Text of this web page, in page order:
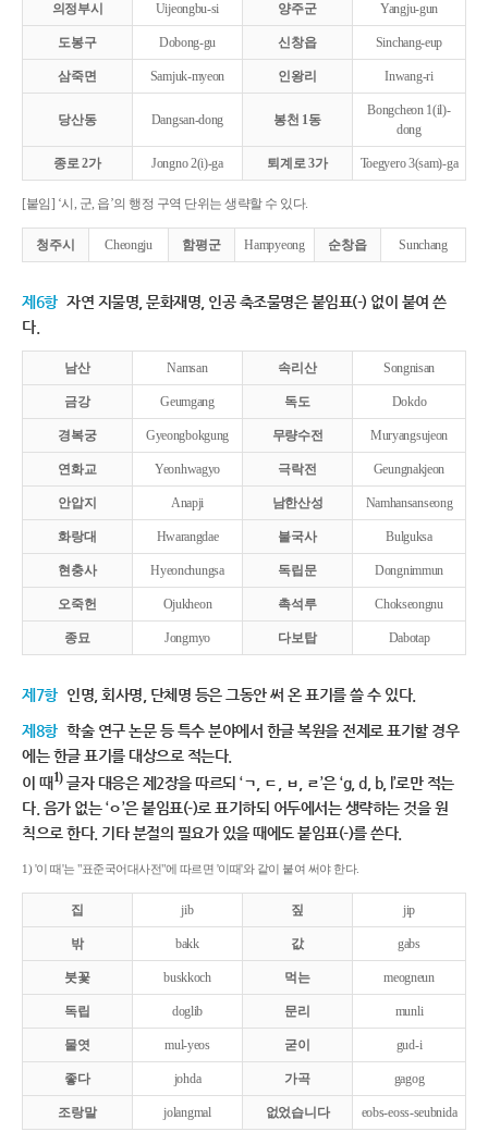
의정부시 Uijeongbu-si 양주군 Yangju-gun
도봉구 Dobong-gu 신창읍 Sinchang-eup
삼죽면 Samjuk-myeon 인왕리 Inwang-ri
당산동 Dangsan-dong 봉천 1동
Bongcheon 1(il)-
dong
종로 2가 Jongno 2(i)-ga 퇴계로 3가 Toegyero 3(sam)-ga
[붙임] ‘시, 군, 읍’의 행정 구역 단위는 생략할 수 있다.
청주시 Cheongju 함평군 Hampyeong 순창읍 Sunchang
제6항 자연 지물명, 문화재명, 인공 축조물명은 붙임표(-) 없이 붙여 쓴
다.
남산 Namsan 속리산 Songnisan
금강 Geumgang 독도 Dokdo
경복궁 Gyeongbokgung 무량수전 Muryangsujeon
연화교 Yeonhwagyo 극락전 Geungnakjeon
안압지 Anapji 남한산성 Namhansanseong
화랑대 Hwarangdae 불국사 Bulguksa
현충사 Hyeonchungsa 독립문 Dongnimmun
오죽헌 Ojukheon 촉석루 Chokseongnu
종묘 Jongmyo 다보탑 Dabotap
제7항 인명, 회사명, 단체명 등은 그동안 써 온 표기를 쓸 수 있다.
제8항 학술 연구 논문 등 특수 분야에서 한글 복원을 전제로 표기할 경우
에는 한글 표기를 대상으로 적는다.
이 때1)글자 대응은 제2장을 따르되 ‘ㄱ, ㄷ, ㅂ, ㄹ’은 ‘g, d, b, l’로만 적는
다. 음가 없는 ‘ㅇ’은 붙임표(-)로 표기하되 어두에서는 생략하는 것을 원
칙으로 한다. 기타 분절의 필요가 있을 때에도 붙임표(-)를 쓴다.
1) '이 때'는 "표준국어대사전"에 따르면 '이때'와 같이 붙여 써야 한다.
집 jib 짚 jip
밖 bakk 값 gabs
붓꽃 buskkoch 먹는 meogneun
독립 doglib 문리 munli
물엿 mul-yeos 굳이 gud-i
좋다 johda 가곡 gagog
조랑말 jolangmal 없었습니다 eobs-eoss-seubnida